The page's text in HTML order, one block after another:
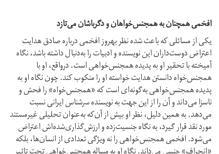
افخمی همچنان به همجنس‌خواهان و دگرباشان می‌تازد
یکی از مسائلی که باعث شده نظر بهروز افخمی درباره صادق هدایت
اعتراض دوست‌داران این نویسنده و ادبیات را به‌دنبال داشته باشد، نگاه
آمیخته با تحقیر او به پدیده همجنس‌خواهی است. در‌واقع، او با
همجنس‌خواه دانستن هدایت خواسته او را منکوب کند. چون نگاه او به
پدیده همجنس‌خواهی به‌گونه‌ای است که «همجنس‌خواه» را فحش و
ناسزا می‌داند و آن را از این جهت به نویسنده سرشناس ایرانی نسبت
می‌دهد. به همین دلیل، نظر او بیش از آن‌که به‌عنوان تحلیلی غیرمستند
مورد نقد قرار گیرد، به نگاه جنسیت‌زده و ارزش‌گذاری‌شده‌اش اعتراض
می‌شود. افخمی همجنس‌خواهی را نه ویژگی تعدادی از انسان‌ها، بلکه